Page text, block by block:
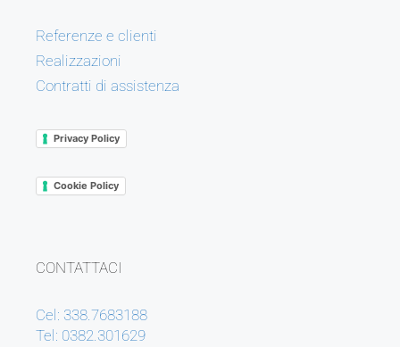
Referenze e clienti
Realizzazioni
Contratti di assistenza
Privacy Policy
Cookie Policy
CONTATTACI
Cel: 338.7683188
Tel: 0382.301629